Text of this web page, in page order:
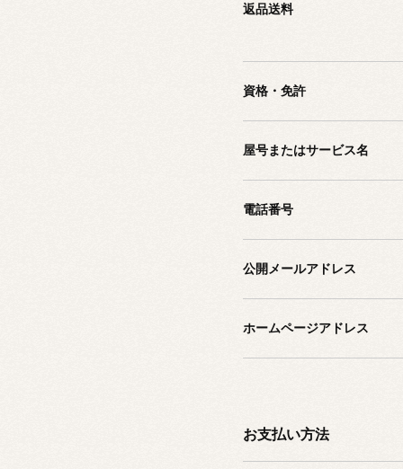
返品送料
資格・免許
屋号またはサービス名
電話番号
公開メールアドレス
ホームページアドレス
お支払い方法